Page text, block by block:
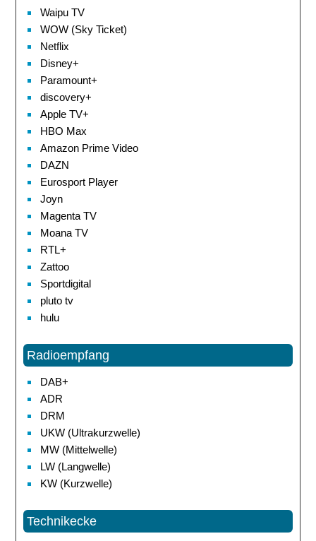
Waipu TV
WOW (Sky Ticket)
Netflix
Disney+
Paramount+
discovery+
Apple TV+
HBO Max
Amazon Prime Video
DAZN
Eurosport Player
Joyn
Magenta TV
Moana TV
RTL+
Zattoo
Sportdigital
pluto tv
hulu
Radioempfang
DAB+
ADR
DRM
UKW (Ultrakurzwelle)
MW (Mittelwelle)
LW (Langwelle)
KW (Kurzwelle)
Technikecke